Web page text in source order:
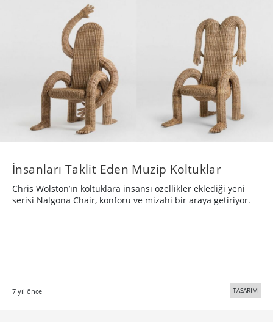
İnsanları Taklit Eden Muzip Koltuklar
Chris Wolston’ın koltuklara insansı özellikler eklediği yeni
serisi Nalgona Chair, konforu ve mizahi bir araya getiriyor.
7 yıl önce TASARIM